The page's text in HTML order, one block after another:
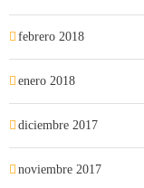
febrero 2018
enero 2018
diciembre 2017
noviembre 2017